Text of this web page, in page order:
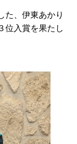
た、伊東あかり
位入賞を果たし